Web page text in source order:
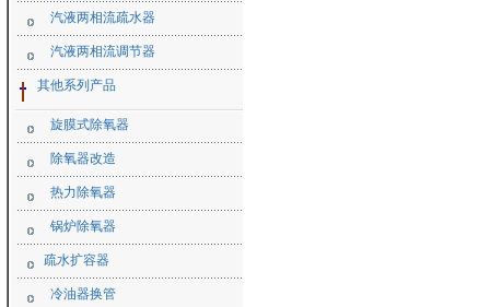
汽液两相流疏水器
汽液两相流调节器
其他系列产品
旋膜式除氧器
除氧器改造
热力除氧器
锅炉除氧器
疏水扩容器
冷油器换管